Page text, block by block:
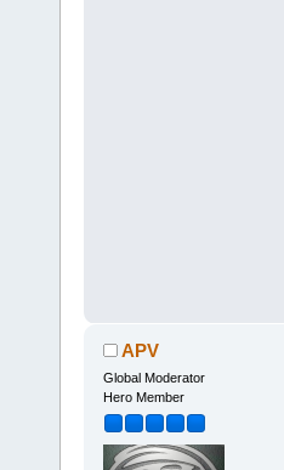
APV
Global Moderator
Hero Member